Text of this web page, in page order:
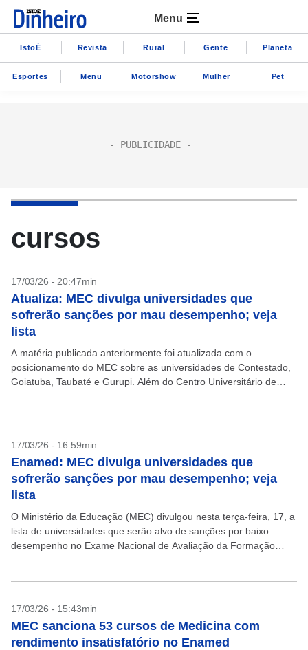
Menu
IstoÉ Revista Rural Gente Planeta
Esportes Menu Motorshow Mulher Pet
cursos
17/03/26 - 20:47min
Atualiza: MEC divulga universidades que
sofrerão sanções por mau desempenho; veja
lista
A matéria publicada anteriormente foi atualizada com o
posicionamento do MEC sobre as universidades de Contestado,
Goiatuba, Taubaté e Gurupi. Além do Centro Universitário de
17/03/26 - 16:59min
Enamed: MEC divulga universidades que
sofrerão sanções por mau desempenho; veja
lista
O Ministério da Educação (MEC) divulgou nesta terça-feira, 17, a
lista de universidades que serão alvo de sanções por baixo
desempenho no Exame Nacional de Avaliação da Formação
17/03/26 - 15:43min
MEC sanciona 53 cursos de Medicina com
rendimento insatisfatório no Enamed